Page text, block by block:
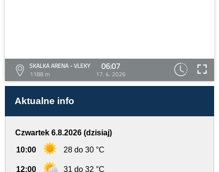
SKALKA ARENA - VLEKY
1188 m
06:07
17. 4. 2026
Aktualne info
Czwartek 6.8.2026 (dzisiaj)
10:00 28 do 30 °C
12:00 31 do 32 °C